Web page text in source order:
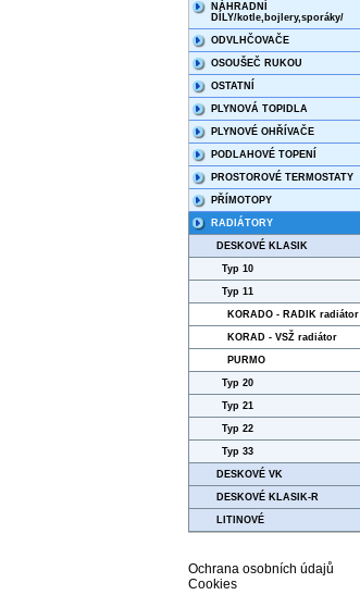
NÁHRADNÍ
DÍLY/kotle,bojlery,sporáky/
ODVLHČOVAČE
OSOUŠEČ RUKOU
OSTATNÍ
PLYNOVÁ TOPIDLA
PLYNOVÉ OHŘÍVAČE
PODLAHOVÉ TOPENÍ
PROSTOROVÉ TERMOSTATY
PŘÍMOTOPY
RADIÁTORY
DESKOVÉ KLASIK
Typ 10
Typ 11
KORADO - RADIK radiátor
KORAD - VSŽ radiátor
PURMO
Typ 20
Typ 21
Typ 22
Typ 33
DESKOVÉ VK
DESKOVÉ KLASIK-R
LITINOVÉ
Ochrana osobních údajů
Cookies